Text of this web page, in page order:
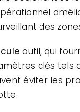
des
outil, qui
clés tels
éviter les